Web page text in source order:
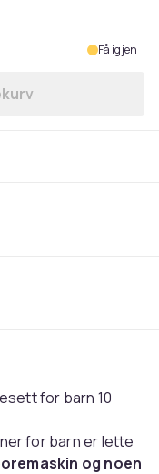
Få igjen
/
for barn 10
for barn er lette
og noen